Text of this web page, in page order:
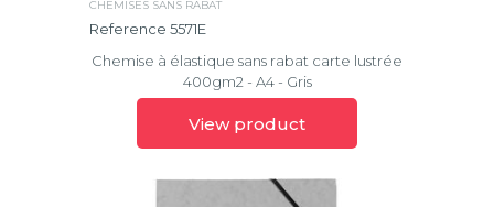
CHEMISES SANS RABAT
Reference 5571E
Chemise à élastique sans rabat carte lustrée
400gm2 - A4 - Gris
View product